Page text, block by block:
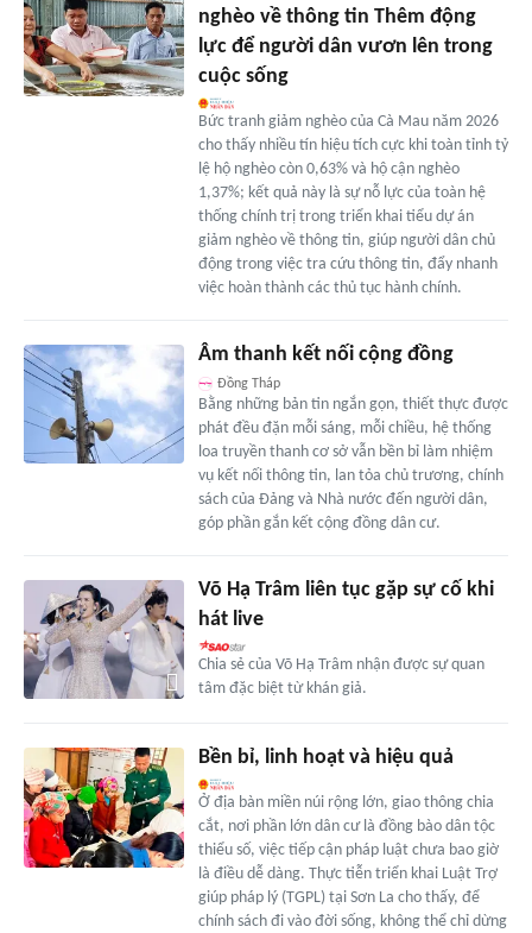
nghèo về thông tin Thêm động
lực để người dân vươn lên trong
cuộc sống
Bức tranh giảm nghèo của Cà Mau năm 2026
cho thấy nhiều tín hiệu tích cực khi toàn tỉnh tỷ
lệ hộ nghèo còn 0,63% và hộ cận nghèo
1,37%; kết quả này là sự nỗ lực của toàn hệ
thống chính trị trong triển khai tiểu dự án
giảm nghèo về thông tin, giúp người dân chủ
động trong việc tra cứu thông tin, đẩy nhanh
việc hoàn thành các thủ tục hành chính.
Âm thanh kết nối cộng đồng
Đồng Tháp
Bằng những bản tin ngắn gọn, thiết thực được
phát đều đặn mỗi sáng, mỗi chiều, hệ thống
loa truyền thanh cơ sở vẫn bền bỉ làm nhiệm
vụ kết nối thông tin, lan tỏa chủ trương, chính
sách của Đảng và Nhà nước đến người dân,
góp phần gắn kết cộng đồng dân cư.
Võ Hạ Trâm liên tục gặp sự cố khi
hát live
Chia sẻ của Võ Hạ Trâm nhận được sự quan
tâm đặc biệt từ khán giả.
Bền bỉ, linh hoạt và hiệu quả
Ở địa bàn miền núi rộng lớn, giao thông chia
cắt, nơi phần lớn dân cư là đồng bào dân tộc
thiểu số, việc tiếp cận pháp luật chưa bao giờ
là điều dễ dàng. Thực tiễn triển khai Luật Trợ
giúp pháp lý (TGPL) tại Sơn La cho thấy, để
chính sách đi vào đời sống, không thể chỉ dừng